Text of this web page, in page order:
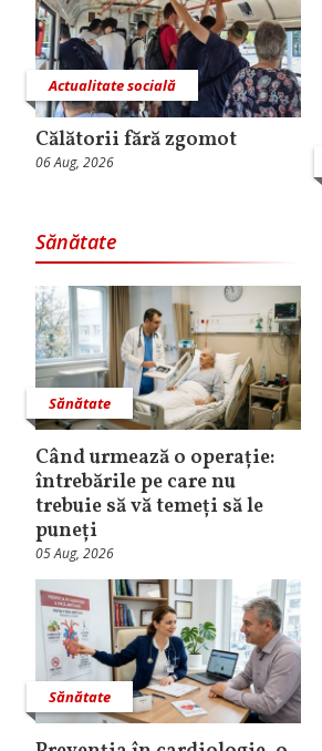
Actualitate socială
Călătorii fără zgomot
06 Aug, 2026
Sănătate
Sănătate
Când urmează o operație:
întrebările pe care nu
trebuie să vă temeți să le
puneți
05 Aug, 2026
Sănătate